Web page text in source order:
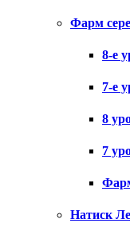
Фарм
8-е
7-е
8
7
Натиск